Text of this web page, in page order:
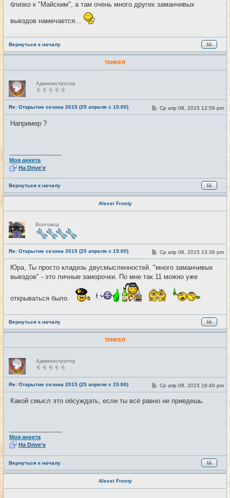
щ
близко к "Майским", а там очень много других заманчивых
выездов намечается...
Вернуться к началу
TANKER
Н
е
в
с
е
т
и
Администратор
Re: Открытие сезона 2015 (25 апреля с 15:00) #27
С
о
Ср апр 08, 2015 12:59 pm
Например ?
Моя анкета
На Drive'e
Вернуться к началу
Alexei Frosty
Н
е
в
с
е
т
и
Волговод
Re: Открытие сезона 2015 (25 апреля с 15:00) #28
С
о
б
щ
н
и
е
Ср апр 08, 2015 13:36 pm
Юра, Ты просто кладезь двусмысленностей. "много заманчивых
выездов" - это личные заморочки. По мне так 11 можно уже
открываться было.
Вернуться к началу
TANKER
Н
е
в
с
е
т
и
Администратор
Re: Открытие сезона 2015 (25 апреля с 15:00) #29
С
о
б
Ср апр 08, 2015 16:40 pm
Какой смысл это обсуждать, если ты всё равно не приедешь.
Моя анкета
На Drive'e
Вернуться к началу
Alexei Frosty